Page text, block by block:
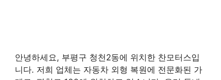
안녕하세요, 부평구 청천2동에 위치한 찬모터스입
니다. 저희 업체는 자동차 외형 복원에 전문화된 가